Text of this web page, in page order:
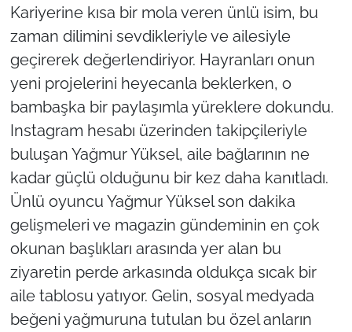
Kariyerine kısa bir mola veren ünlü isim, bu
zaman dilimini sevdikleriyle ve ailesiyle
geçirerek değerlendiriyor. Hayranları onun
yeni projelerini heyecanla beklerken, o
bambaşka bir paylaşımla yüreklere dokundu.
Instagram hesabı üzerinden takipçileriyle
buluşan Yağmur Yüksel, aile bağlarının ne
kadar güçlü olduğunu bir kez daha kanıtladı.
Ünlü oyuncu Yağmur Yüksel son dakika
gelişmeleri ve magazin gündeminin en çok
okunan başlıkları arasında yer alan bu
ziyaretin perde arkasında oldukça sıcak bir
aile tablosu yatıyor. Gelin, sosyal medyada
beğeni yağmuruna tutulan bu özel anların